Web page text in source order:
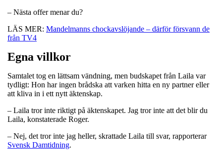
– Nästa offer menar du?
LÄS MER: Mandelmanns chockavslöjande – därför försvann de
från TV4
Egna villkor
Samtalet tog en lättsam vändning, men budskapet från Laila var
tydligt: Hon har ingen brådska att varken hitta en ny partner eller
att kliva in i ett nytt äktenskap.
– Laila tror inte riktigt på äktenskapet. Jag tror inte att det blir du
Laila, konstaterade Roger.
– Nej, det tror inte jag heller, skrattade Laila till svar, rapporterar
Svensk Damtidning.